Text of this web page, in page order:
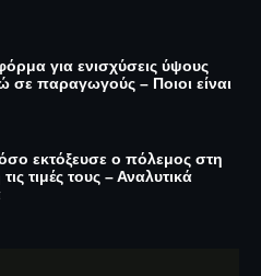
για ενισχύσεις ύψους
σε παραγωγούς – Ποιοι είναι
εκτόξευσε ο πόλεμος στη
τιμές τους – Αναλυτικά